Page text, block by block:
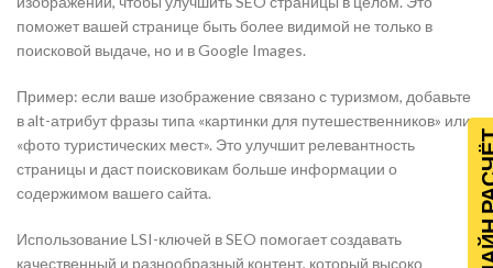
поможет вашей странице быть более видимой не только в
поисковой выдаче, но и в Google Images.
Пример: если ваше изображение связано с туризмом, добавьте
в alt-атрибут фразы типа «картинки для путешественников» или
«фото туристических мест». Это улучшит релевантность
страницы и даст поисковикам больше информации о
содержимом вашего сайта.
Использование LSI-ключей в SEO помогает создавать
качественный и разнообразный контент, который высоко